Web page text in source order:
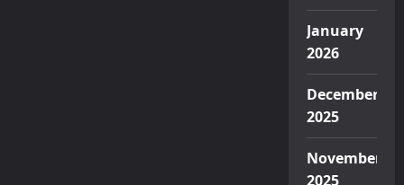
January
2026
December
2025
November
2025